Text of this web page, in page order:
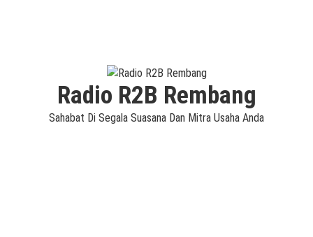
Radio R2B Rembang
Sahabat Di Segala Suasana Dan Mitra Usaha Anda